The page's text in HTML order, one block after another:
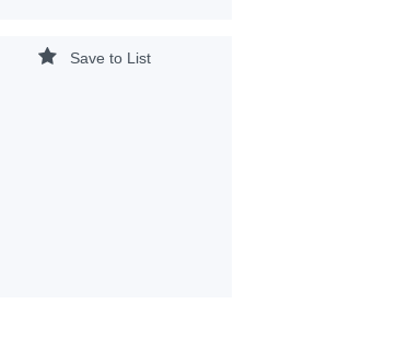
Save to List